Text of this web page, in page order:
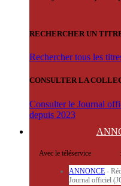
RECHERCHER UN
Rechercher tous les
CONSULTER LA
Consulter le Journal
depuis 2023
Avec le téléservice :
ANNONCE -
Journal officiel